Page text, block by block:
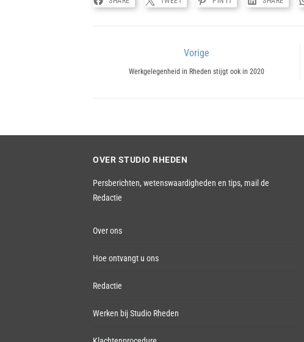
navigatie
Vorige
Previous
Werkgelegenheid in Rheden stijgt ook in 2020
OVER STUDIO RHEDEN
Persberichten, wetenswaardigheden en tips, mail de
Redactie
Over ons
Hoe ontvangt u ons
Redactie
Werken bij Studio Rheden